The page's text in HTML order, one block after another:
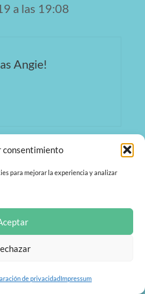
consentimiento
para mejorar la experiencia y analizar
de privacidadImpressum
a las 19:08
Angie!
por esta magnífica